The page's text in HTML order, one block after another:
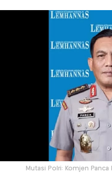
Mutasi Polri: Komjen